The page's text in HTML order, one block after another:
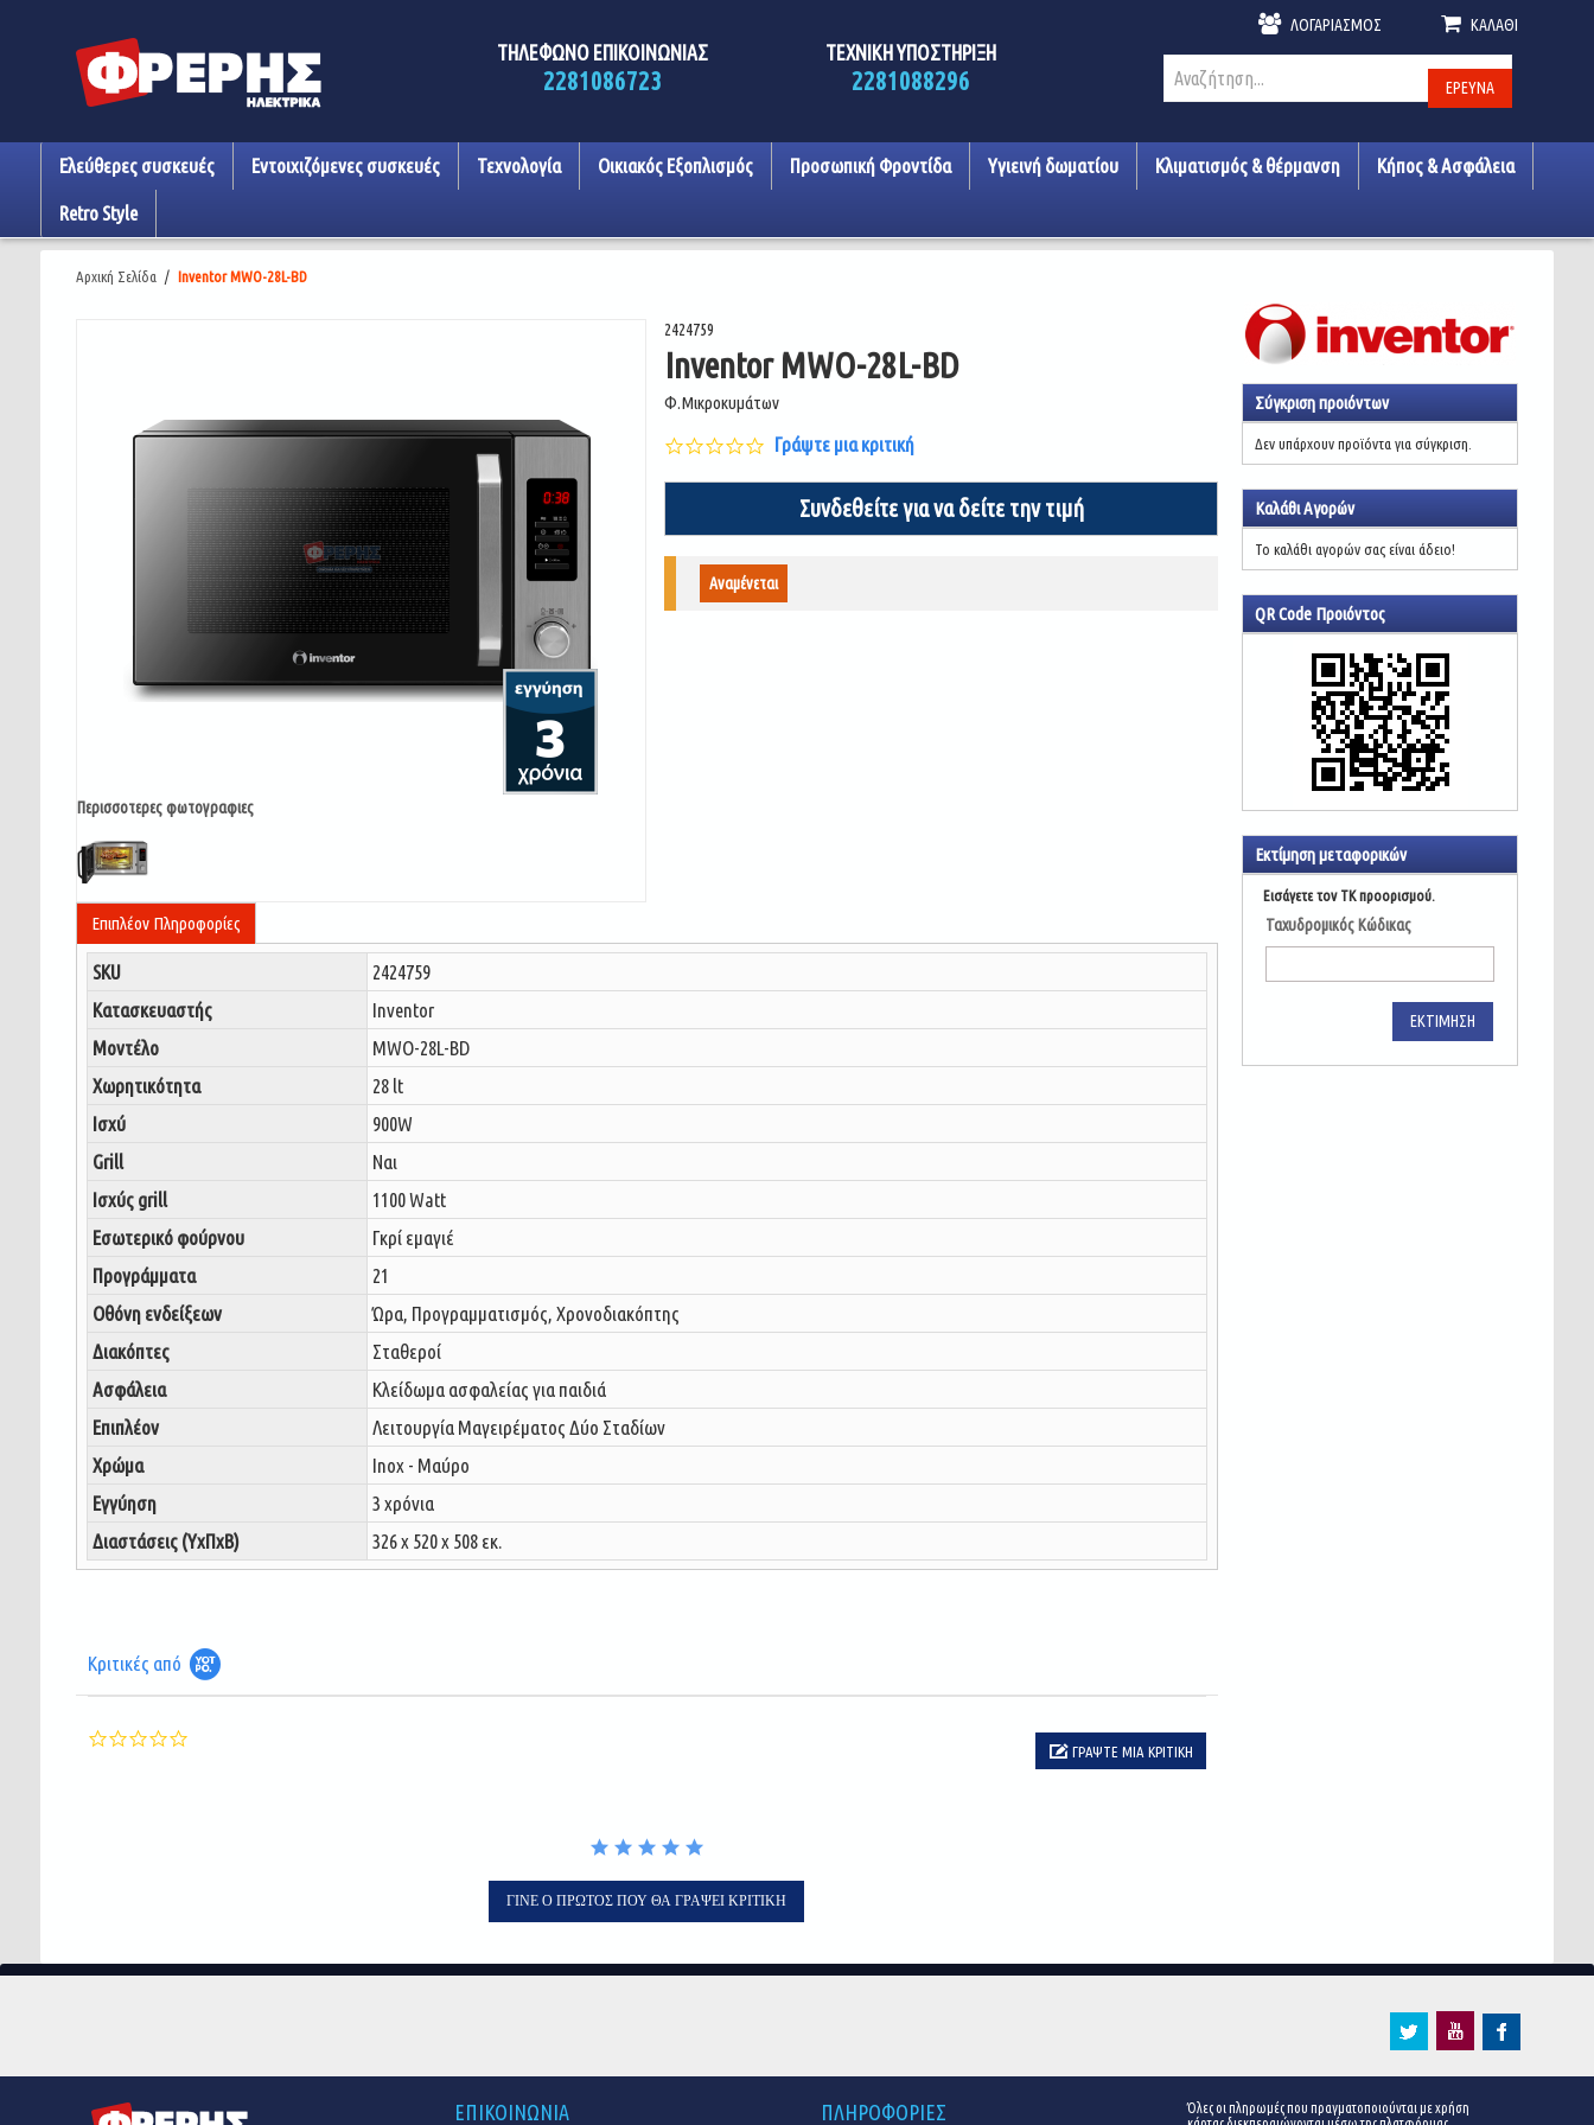
ΤΗΛΕΦΩΝΟ ΕΠΙΚΟΙΝΩΝΙΑΣ
2281086723
ΤΕΧΝΙΚΗ ΥΠΟΣΤΗΡΙΞΗ
2281088296
ΛΟΓΑΡΙΑΣΜΌΣ ΚΑΛΆΘΙ
ΈΡΕΥΝΑ
Ελεύθερες συσκευές Εντοιχιζόμενες συσκευές Τεχνολογία Οικιακός Εξοπλισμός Προσωπική Φροντίδα Υγιεινή δωματίου Κλιματισμός & θέρμανση Κήπος & Ασφάλεια
Retro Style
Αρχική Σελίδα / Inventor MWO-28L-BD
2424759
Inventor MWO-28L-BD
Φ.Μικροκυμάτων
0.0
star
rating
Γράψτε μια κριτική
Περισσοτερες φωτογραφιες
Συνδεθείτε για να δείτε την τιμή
Αναμένεται
Επιπλέον Πληροφορίες
SKU
2424759
Κατασκευαστής
Inventor
Μοντέλο
MWO-28L-BD
Χωρητικότητα
28 lt
Ισχύ
900W
Grill
Ναι
Ισχύς grill
1100 Watt
Εσωτερικό φούρνου
Γκρί εμαγιέ
Προγράμματα
21
Οθόνη ενδείξεων
Ώρα, Προγραμματισμός, Χρονοδιακόπτης
Διακόπτες
Σταθεροί
Ασφάλεια
Κλείδωμα ασφαλείας για παιδιά
Επιπλέον
Λειτουργία Μαγειρέματος Δύο Σταδίων
Χρώμα
Inox - Μαύρο
Εγγύηση
3 χρόνια
Διαστάσεις (ΥxΠxΒ)
326 x 520 x 508 εκ.
Κριτικές από
0.0
ΓΡΆΨΤΕ ΜΙΑ ΚΡΙΤΙΚΉ
ΓΊΝΕ Ο ΠΡΏΤΟΣ ΠΟΥ ΘΑ ΓΡΆΨΕΙ ΚΡΙΤΙΚΉ
Σύγκριση προιόντων
Δεν υπάρχουν προϊόντα για σύγκριση.
Καλάθι Αγορών
Το καλάθι αγορών σας είναι άδειο!
QR Code Προιόντος
Εκτίμηση μεταφορικών
Εισάγετε τον ΤΚ προορισμού.
Ταχυδρομικός Κώδικας
ΕΚΤΊΜΗΣΗ
ΕΠΙΚΟΙΝΩΝΙΑ ΠΛΗΡΟΦΟΡΙΕΣ
Όλες οι πληρωμές που πραγματοποιούνται με χρήση